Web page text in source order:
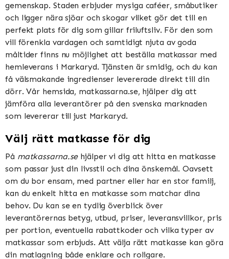
gemenskap. Staden erbjuder mysiga caféer, småbutiker
och ligger nära sjöar och skogar vilket gör det till en
perfekt plats för dig som gillar friluftsliv. För den som
vill förenkla vardagen och samtidigt njuta av goda
måltider finns nu möjlighet att beställa matkassar med
hemleverans i Markaryd. Tjänsten är smidig, och du kan
få välsmakande ingredienser levererade direkt till din
dörr. Vår hemsida, matkassarna.se, hjälper dig att
jämföra alla leverantörer på den svenska marknaden
som levererar till just Markaryd.
Välj rätt matkasse för dig
På matkassarna.sehjälper vi dig att hitta en matkasse
som passar just din livsstil och dina önskemål. Oavsett
om du bor ensam, med partner eller har en stor familj,
kan du enkelt hitta en matkasse som matchar dina
behov. Du kan se en tydlig överblick över
leverantörernas betyg, utbud, priser, leveransvillkor, pris
per portion, eventuella rabattkoder och vilka typer av
matkassar som erbjuds. Att välja rätt matkasse kan göra
din matlagning både enklare och roligare.